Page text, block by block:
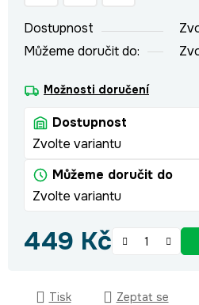
Dostupnost
Můžeme doručit do:
Možnosti doručení
Dostupnost
Zvolte variantu
Můžeme doručit do
Zvolte variantu
449 Kč
Tisk Zeptat se